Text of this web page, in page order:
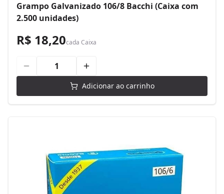
Grampo Galvanizado 106/8 Bacchi (Caixa com
2.500 unidades)
R$ 18,20cada Caixa
Adicionar ao carrinho